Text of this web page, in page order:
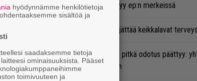
ryhmä esittäytyy ep:n merkeissä
Glenn Hughes jättää keikkalavat
Weezer-fanien pitkä odotus päättyy:
tulee Suomeen
hyödynnämme henkilötietoja
sisältöä ja
saadaksemme tietoja
ominaisuuksista. Pääset
toimivuuteen ja